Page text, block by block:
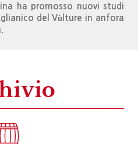
ha promosso nuovi studi
del Vùlture in anfora